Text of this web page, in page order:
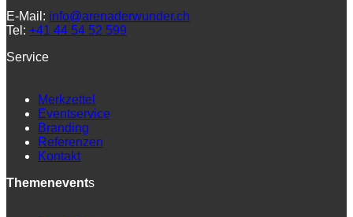
E-Mail: info@arenaderwunder.ch
Tel: +41 44 54 52 599
Service
Merkzettel
Eventservice
Branding
Referenzen
Kontakt
Themenevents